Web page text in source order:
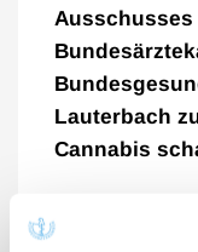
Lauterbach
Cannabis
Ziele, zum einen